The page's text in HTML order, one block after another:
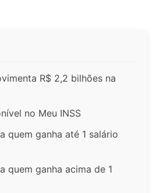
R$ 2,2 bilhões na
no Meu INSS
quem ganha até 1 salário
quem ganha acima de 1